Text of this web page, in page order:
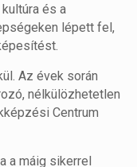
és a
lépett fel,
Az évek során
nélkülözhetetlen
Centrum
a máig sikerrel